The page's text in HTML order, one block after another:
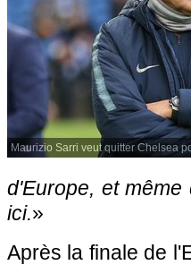
Maurizio Sarri veut quitter Chelsea
d'Europe, et
ici.»
Après la finale de